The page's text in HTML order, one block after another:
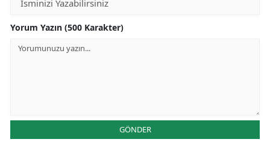
Yorum Yazın (500 Karakter)
GÖNDER